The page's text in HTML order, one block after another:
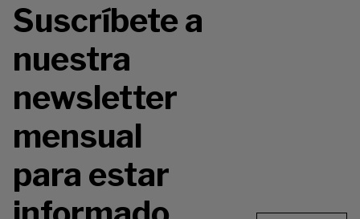
Suscríbete a
nuestra
newsletter
mensual
para estar